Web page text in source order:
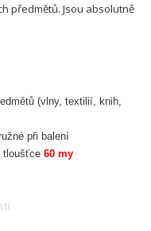
předmětů. Jsou absolutně
(vlny, textilií, knih,
při balení
tloušťce 60 my